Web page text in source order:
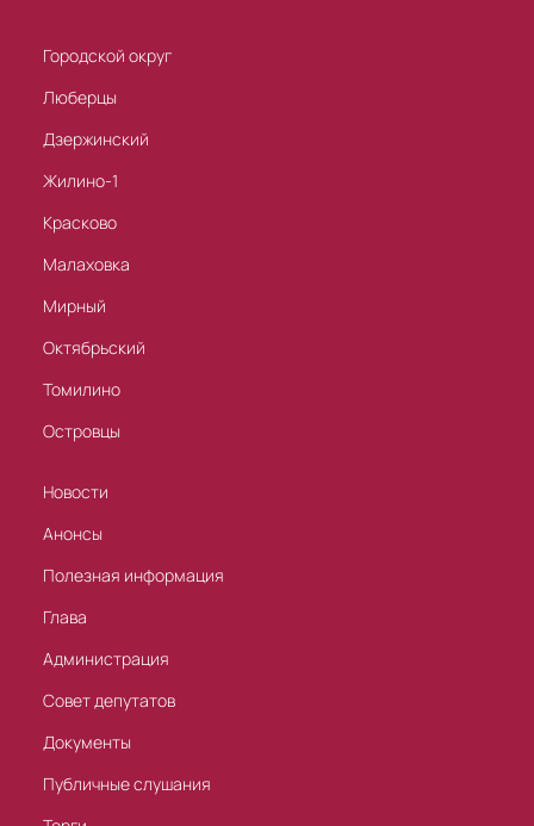
Городской округ
Люберцы
Дзержинский
Жилино-1
Красково
Малаховка
Мирный
Октябрьский
Томилино
Островцы
Новости
Анонсы
Полезная информация
Глава
Администрация
Совет депутатов
Документы
Публичные слушания